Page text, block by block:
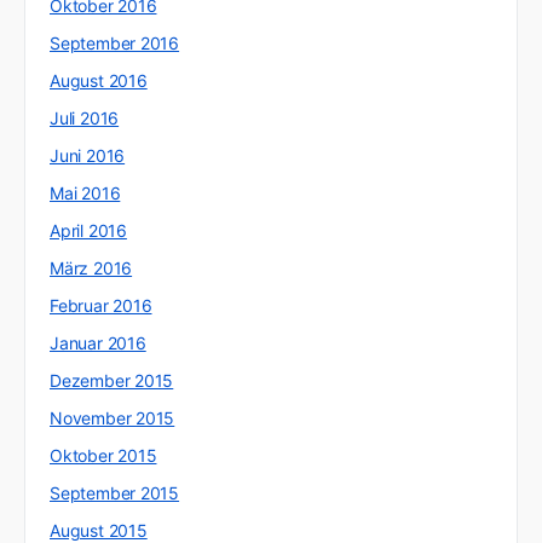
Oktober 2016
September 2016
August 2016
Juli 2016
Juni 2016
Mai 2016
April 2016
März 2016
Februar 2016
Januar 2016
Dezember 2015
November 2015
Oktober 2015
September 2015
August 2015